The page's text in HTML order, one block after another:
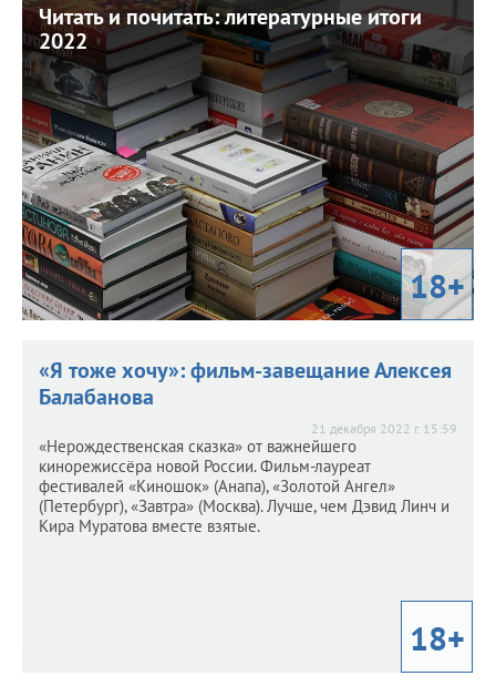
Читать и почитать: литературные итоги
2022
Читать и почитать: литературные итоги
2022
2 января 2023 г. 13:00
Какие книги стали бестселлерами в этом году?
Вспоминаем, перелистываем, перечитываем...
18+
«Я тоже хочу»: фильм-завещание Алексея
Балабанова
21 декабря 2022 г. 15:59
«Нерождественская сказка» от важнейшего
кинорежиссёра новой России. Фильм-лауреат
фестивалей «Киношок» (Анапа), «Золотой Ангел»
(Петербург), «Завтра» (Москва). Лучше, чем Дэвид Линч и
Кира Муратова вместе взятые.
18+